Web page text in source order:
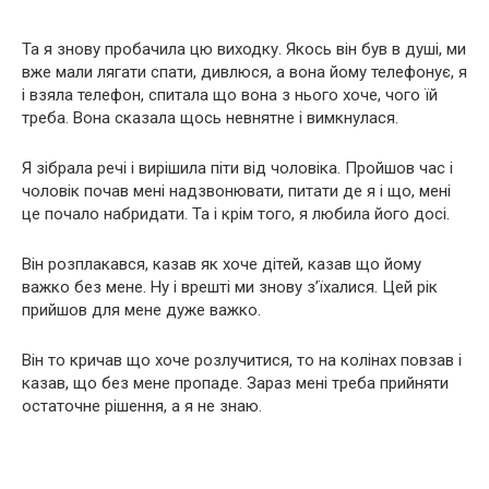
Та я знову пробачила цю виходку. Якось він був в душі, ми
вже мали лягати спати, дивлюся, а вона йому телефонує, я
і взяла телефон, спитала що вона з нього хоче, чого їй
треба. Вона сказала щось невнятне і вимкнулася.
Я зібрала речі і вирішила піти від чоловіка. Пройшов час і
чоловік почав мені надзвонювати, питати де я і що, мені
це почало набридати. Та і крім того, я любила його досі.
Він розплакався, казав як хоче дітей, казав що йому
важко без мене. Ну і врешті ми знову з’їхалися. Цей рік
прийшов для мене дуже важко.
Він то кричав що хоче розлучитися, то на колінах повзав і
казав, що без мене пропаде. Зараз мені треба прийняти
остаточне рішення, а я не знаю.